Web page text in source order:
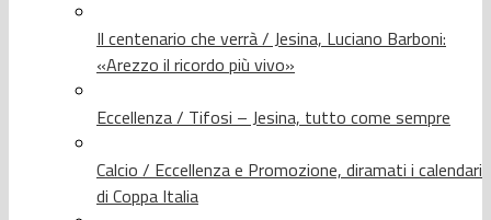
Il centenario che verrà / Jesina, Luciano Barboni:
«Arezzo il ricordo più vivo»
Eccellenza / Tifosi – Jesina, tutto come sempre
Calcio / Eccellenza e Promozione, diramati i calendari
di Coppa Italia